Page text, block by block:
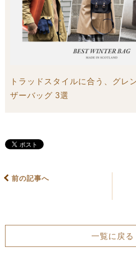
トラッドスタイルに合う、グレ
ザーバッグ 3選
前の記事へ
一覧に戻る